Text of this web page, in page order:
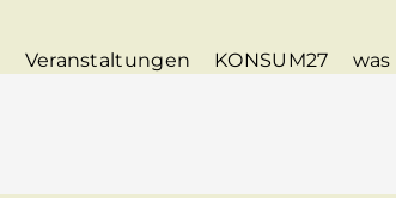
Veranstaltungen KONSUM27 was